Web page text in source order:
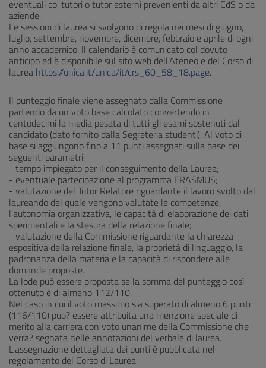
eventuali co-tutori o tutor esterni prevenienti da altri CdS o da
aziende.
Le sessioni di laurea si svolgono di regola nei mesi di giugno,
luglio, settembre, novembre, dicembre, febbraio e aprile di ogni
anno accademico. Il calendario è comunicato col dovuto
anticipo ed è disponibile sul sito web dell'Ateneo e del Corso di
laurea https://unica.it/unica/it/crs_60_58_18.page.
Il punteggio finale viene assegnato dalla Commissione
partendo da un voto base calcolato convertendo in
centodecimi la media pesata di tutti gli esami sostenuti dal
candidato (dato fornito dalla Segreteria studenti). Al voto di
base si aggiungono fino a 11 punti assegnati sulla base dei
seguenti parametri:
- tempo impiegato per il conseguimento della Laurea;
- eventuale partecipazione al programma ERASMUS;
- valutazione del Tutor Relatore riguardante il lavoro svolto dal
laureando del quale vengono valutate le competenze,
l'autonomia organizzativa, le capacità di elaborazione dei dati
sperimentali e la stesura della relazione finale;
- valutazione della Commissione riguardante la chiarezza
espositiva della relazione finale, la proprietà di linguaggio, la
padronanza della materia e la capacità di rispondere alle
domande proposte.
La lode può essere proposta se la somma del punteggio così
ottenuto è di almeno 112/110.
Nel caso in cui il voto massimo sia superato di almeno 6 punti
(116/110) puo? essere attribuita una menzione speciale di
merito alla carriera con voto unanime della Commissione che
verra? segnata nelle annotazioni del verbale di laurea.
L'assegnazione dettagliata dei punti è pubblicata nel
regolamento del Corso di Laurea.